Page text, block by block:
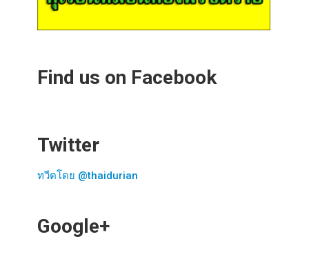
Find us on Facebook
Twitter
ทวีตโดย @thaidurian
Google+